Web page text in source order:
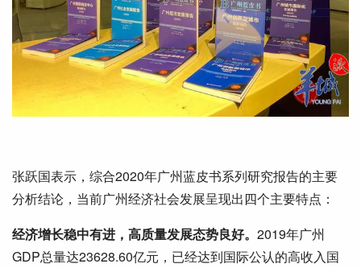
张跃国表示，综合2020年广州蓝皮书系列研究报告的主要
分析结论，当前广州经济社会发展呈现出四个主要特点：
经济增长稳中有进，高质量发展态势良好。 2019年广州
GDP总量达23628.60亿元，已经达到国际公认的高收入国